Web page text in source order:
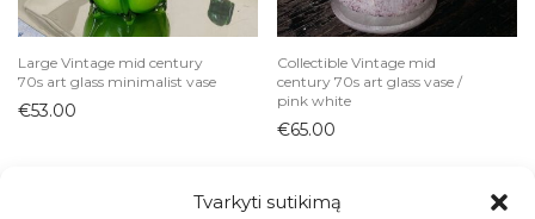
Tvarkyti sutikimą
Large Vintage mid century
70s art glass minimalist vase
€53.00
Collectible Vintage mid
century 70s art glass vase /
pink white
€65.00